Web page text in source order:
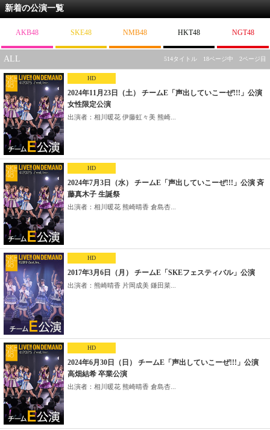
新着の公演一覧
AKB48 SKE48 NMB48 HKT48 NGT48
ALL 514タイトル 18ページ中 2ページ目
HD
2024年11月23日（土） チームE「声出していこーぜ!!!」公演
女性限定公演
出演者：相川暖花 伊藤虹々美 熊崎...
HD
2024年7月3日（水） チームE「声出していこーぜ!!!」公演 斉
藤真木子 生誕祭
出演者：相川暖花 熊崎晴香 倉島杏...
HD
2017年3月6日（月） チームE「SKEフェスティバル」公演
出演者：熊崎晴香 片岡成美 鎌田菜...
HD
2024年6月30日（日） チームE「声出していこーぜ!!!」公演
高畑結希 卒業公演
出演者：相川暖花 熊崎晴香 倉島杏...